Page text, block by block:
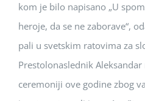
kom je bilo napisano „U
heroje, da se ne zaborave“,
pali u svetskim ratovima za
Prestolonaslednik
ceremoniji ove godine zbog